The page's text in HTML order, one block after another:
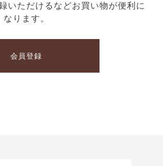
いただけるなどお買い物が便利に
なります。
会員登録